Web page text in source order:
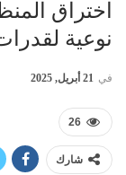
اختراق
نوعية
في 21 أبريل, 2025
26
شارك